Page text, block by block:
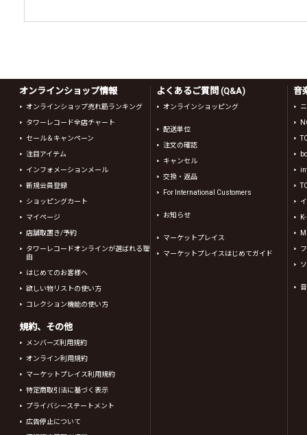
オンラインショップ情報
オンラインショップ売れ筋ランキング
タワーレコード全店チャート
セール＆キャンペーン
注目アイテム
インフォメーションメール
新規会員登録
ショッピングカート
マイページ
店舗取置き/予約
タワーレコードオンラインが選ばれる理
由
はじめてのお客様へ
欲しい物リストの使い方
コレクション機能の使い方
規約、その他
メンバーズ利用規約
オンライン利用規約
マーケットプレイス利用規約
特定商取引法に基づく表示
プライバシーステートメント
広告停止について
よくあるご質問 (Q&A)
オンラインショッピング
配送単位
注文の確認
キャンセル
交換・返品
For International Customers
お知らせ
マーケットプレイス
マーケットプレイスはじめてガイド
音